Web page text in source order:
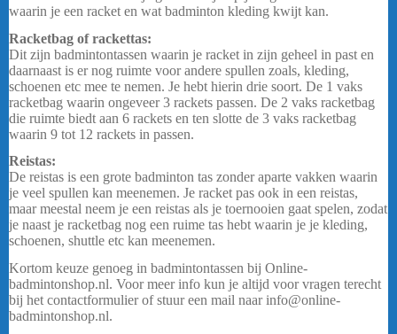
waarin je een racket en wat badminton kleding kwijt kan.
Racketbag of rackettas:
Dit zijn badmintontassen waarin je racket in zijn geheel in past en
daarnaast is er nog ruimte voor andere spullen zoals, kleding,
schoenen etc mee te nemen. Je hebt hierin drie soort. De 1 vaks
racketbag waarin ongeveer 3 rackets passen. De 2 vaks racketbag
die ruimte biedt aan 6 rackets en ten slotte de 3 vaks racketbag
waarin 9 tot 12 rackets in passen.
Reistas:
De reistas is een grote badminton tas zonder aparte vakken waarin
je veel spullen kan meenemen. Je racket pas ook in een reistas,
maar meestal neem je een reistas als je toernooien gaat spelen, zodat
je naast je racketbag nog een ruime tas hebt waarin je je kleding,
schoenen, shuttle etc kan meenemen.
Kortom keuze genoeg in badmintontassen bij Online-
badmintonshop.nl. Voor meer info kun je altijd voor vragen terecht
bij het contactformulier of stuur een mail naar info@online-
badmintonshop.nl.